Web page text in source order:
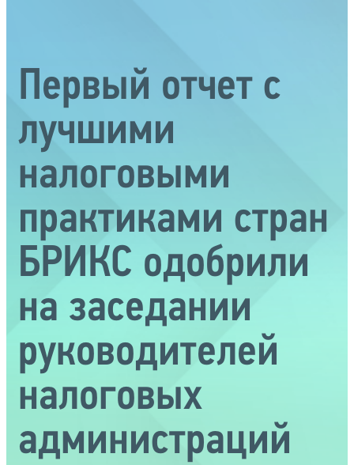
Первый отчет с
лучшими
налоговыми
практиками стран
БРИКС одобрили
на заседании
руководителей
налоговых
администраций